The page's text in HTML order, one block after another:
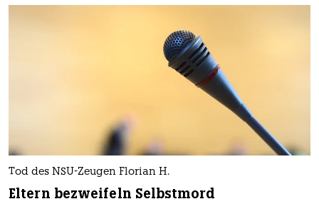
Tod des NSU-Zeugen Florian H.
Eltern bezweifeln Selbstmord